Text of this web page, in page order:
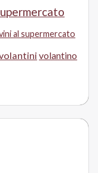
al supermercato
volantino